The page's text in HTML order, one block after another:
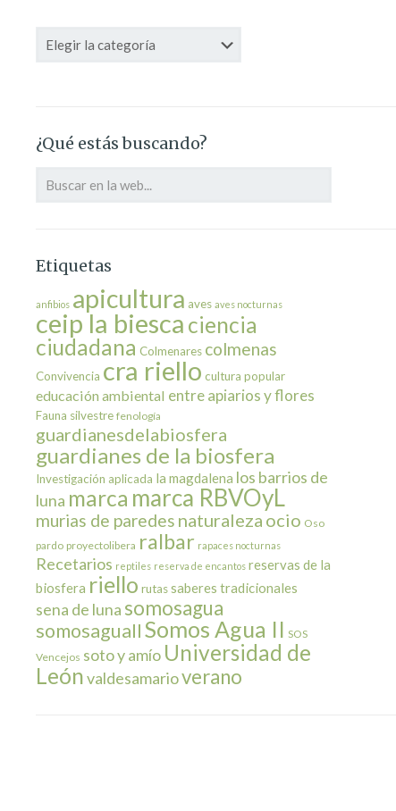
Categorías
¿Qué estás buscando?
Etiquetas
anfibios apicultura aves aves nocturnas
ceip la biesca ciencia
ciudadana Colmenares colmenas
Convivencia cra riello cultura popular
educación ambiental entre apiarios y flores
Fauna silvestre fenología
guardianesdelabiosfera
guardianes de la biosfera
Investigación aplicada la magdalena los barrios de
luna marca marca RBVOyL
murias de paredes naturaleza ocio Oso
pardo proyectolibera ralbar rapaces nocturnas
Recetarios reptiles reserva de encantos reservas de la
biosfera riello rutassaberes tradicionales
sena de luna somosagua
somosaguaIISomos Agua II SOS
Vencejos soto y amío Universidad de
Leónvaldesamarioverano